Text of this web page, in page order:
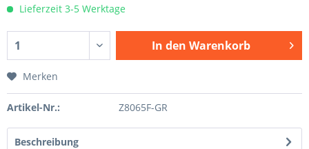
Lieferzeit 3-5 Werktage
In den Warenkorb
Merken
Artikel-Nr.: Z8065F-GR
Beschreibung